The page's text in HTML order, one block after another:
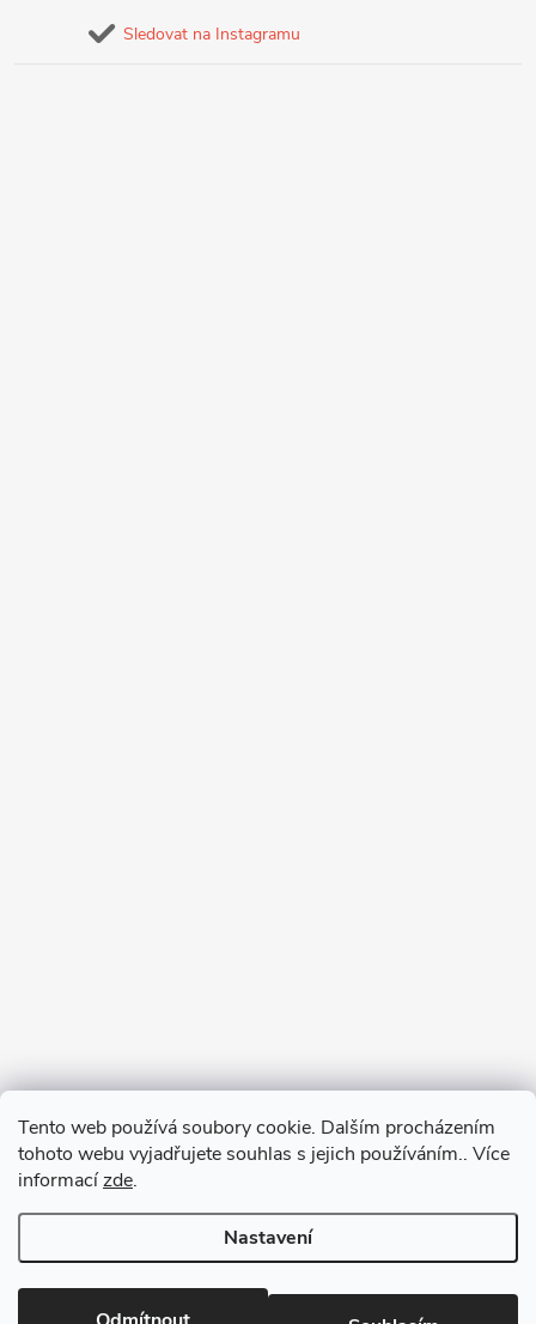
Tento web používá soubory cookie. Dalším procházením
tohoto webu vyjadřujete souhlas s jejich používáním.. Více
informacízde.
Nastavení
Sledovat na Instagramu
RM-SPORT. Všechna práva vyhrazena.